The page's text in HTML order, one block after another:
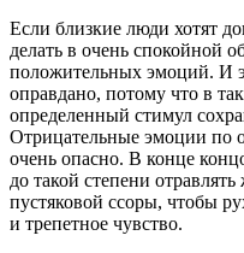
Если близкие люди хотят
делать в очень спокойной
положительных эмоций. И
оправдано, потому что в
определенный стимул
Отрицательные эмоции по
очень опасно. В конце
до такой степени
пустяковой ссоры, чтобы
и трепетное чувство.